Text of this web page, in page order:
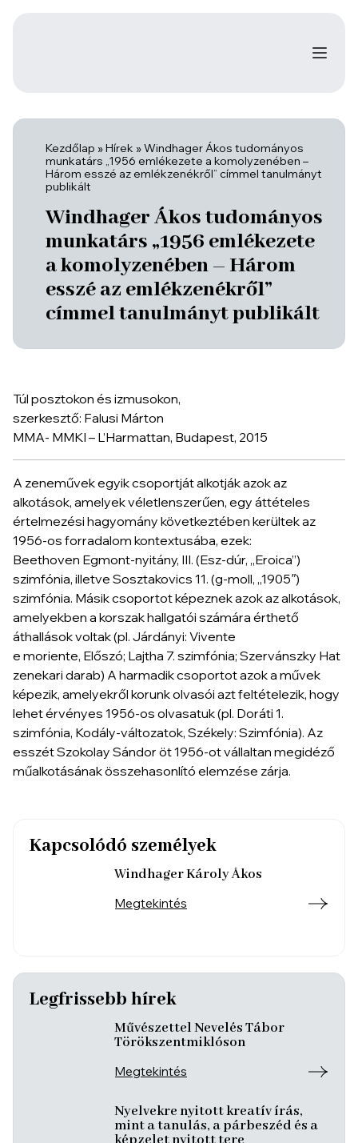
Kezdőlap »Hírek »Windhager Ákos tudományos
munkatárs „1956 emlékezete a komolyzenében –
Három esszé az emlékzenékről” címmel tanulmányt
publikált
Windhager Ákos tudományos
munkatárs „1956 emlékezete
a komolyzenében – Három
esszé az emlékzenékről”
címmel tanulmányt publikált
Túl posztokon és izmusokon,
szerkesztő: Falusi Márton
MMA- MMKI – L’Harmattan, Budapest, 2015
A zeneművek egyik csoportját alkotják azok az
alkotások, amelyek véletlenszerűen, egy áttételes
értelmezési hagyomány következtében kerültek az
1956-os forradalom kontextusába, ezek:
Beethoven Egmont-nyitány, III. (Esz-dúr, „Eroica”)
szimfónia, illetve Sosztakovics 11. (g-moll, „1905″)
szimfónia. Másik csoportot képeznek azok az alkotások,
amelyekben a korszak hallgatói számára érthető
áthallások voltak (pl. Járdányi: Vivente
e moriente, Előszó; Lajtha 7. szimfónia; Szervánszky Hat
zenekari darab) A harmadik csoportot azok a művek
képezik, amelyekről korunk olvasói azt feltételezik, hogy
lehet érvényes 1956-os olvasatuk (pl. Doráti 1.
szimfónia, Kodály-változatok, Székely: Szimfónia). Az
esszét Szokolay Sándor öt 1956-ot vállaltan megidéző
műalkotásának összehasonlító elemzése zárja.
Kapcsolódó személyek
Windhager Károly Ákos
Megtekintés
Legfrissebb hírek
Művészettel Nevelés Tábor
Törökszentmiklóson
Megtekintés
Nyelvekre nyitott kreatív írás,
mint a tanulás, a párbeszéd és a